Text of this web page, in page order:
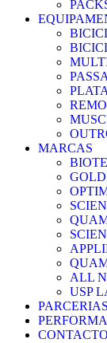
MARCAS
ALL
USP
PARCERIAS
CONTACTO